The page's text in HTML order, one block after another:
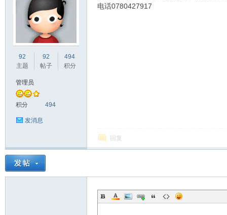
58
92
主题
92
帖子
494
积分
管理员
积分 494
发消息
电话0780427917
回复